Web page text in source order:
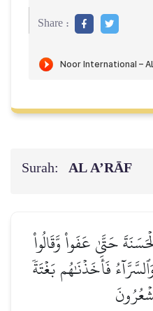
Share :
Surah: AL A’RĀF
حَتَّىٰ عَفَواْ وَّقَالُواْ
فَأَخَذۡنَٰهُم بَغۡتَةٗ